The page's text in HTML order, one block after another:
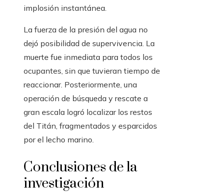
implosión instantánea.
La fuerza de la presión del agua no
dejó posibilidad de supervivencia. La
muerte fue inmediata para todos los
ocupantes, sin que tuvieran tiempo de
reaccionar. Posteriormente, una
operación de búsqueda y rescate a
gran escala logró localizar los restos
del Titán, fragmentados y esparcidos
por el lecho marino.
Conclusiones de la
investigación